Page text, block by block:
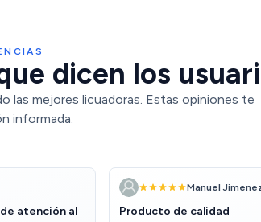
dicen los
las mejores licuadoras. Estas opiniones te
informada.
atención al
Manuel
Producto de calidad